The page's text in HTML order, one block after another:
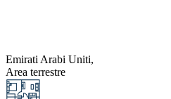
Emirati Arabi Uniti,
Area terrestre